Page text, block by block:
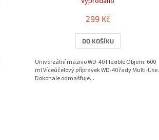
299 Kč
DO KOŠÍKU
Univerzální mazivo WD-40 Flexible Objem: 600
ml Víceúčelový přípravek WD-40 řady Multi-Use.
Dokonale odmašťuje...